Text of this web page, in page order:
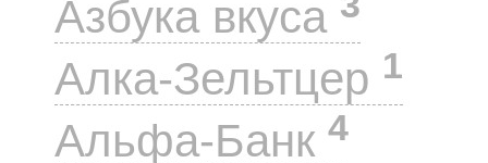
Азбука вкуса
Алка-Зельтцер 1
Альфа-Банк 4